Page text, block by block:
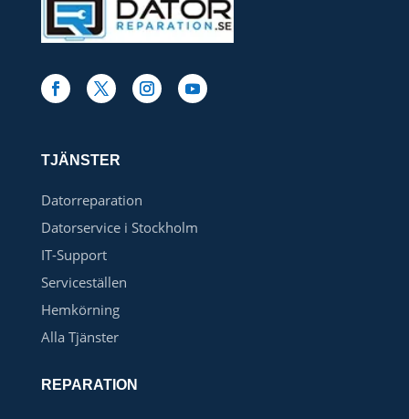
TJÄNSTER
Datorreparation
Datorservice i Stockholm
IT-Support
Serviceställen
Hemkörning
Alla Tjänster
REPARATION